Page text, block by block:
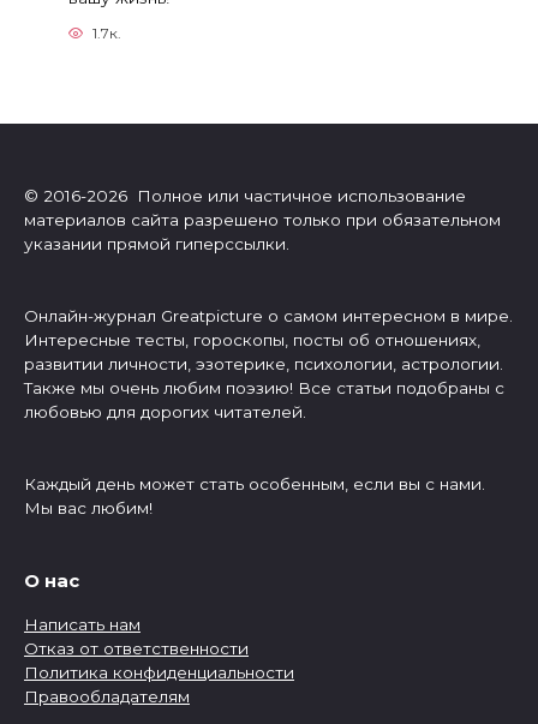
1.7к.
© 2016-2026 Полное или частичное использование
материалов сайта разрешено только при обязательном
указании прямой гиперссылки.
Онлайн-журнал Greatpicture о самом интересном в мире.
Интересные тесты, гороскопы, посты об отношениях,
развитии личности, эзотерике, психологии, астрологии.
Также мы очень любим поэзию! Все статьи подобраны с
любовью для дорогих читателей.
Каждый день может стать особенным, если вы с нами.
Мы вас любим!
О нас
Написать нам
Отказ от ответственности
Политика конфиденциальности
Правообладателям